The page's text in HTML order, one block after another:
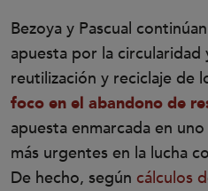
Bezoya y Pascual
apuesta por la
reutilización y reciclaje de
foco en el abandono de
apuesta enmarcada en
más urgentes en la lucha
De hecho, según cálculos